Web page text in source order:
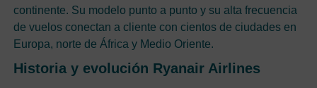
continente. Su modelo punto a punto y su alta frecuencia
de vuelos conectan a cliente con cientos de ciudades en
Europa, norte de África y Medio Oriente.
Historia y evolución Ryanair Airlines